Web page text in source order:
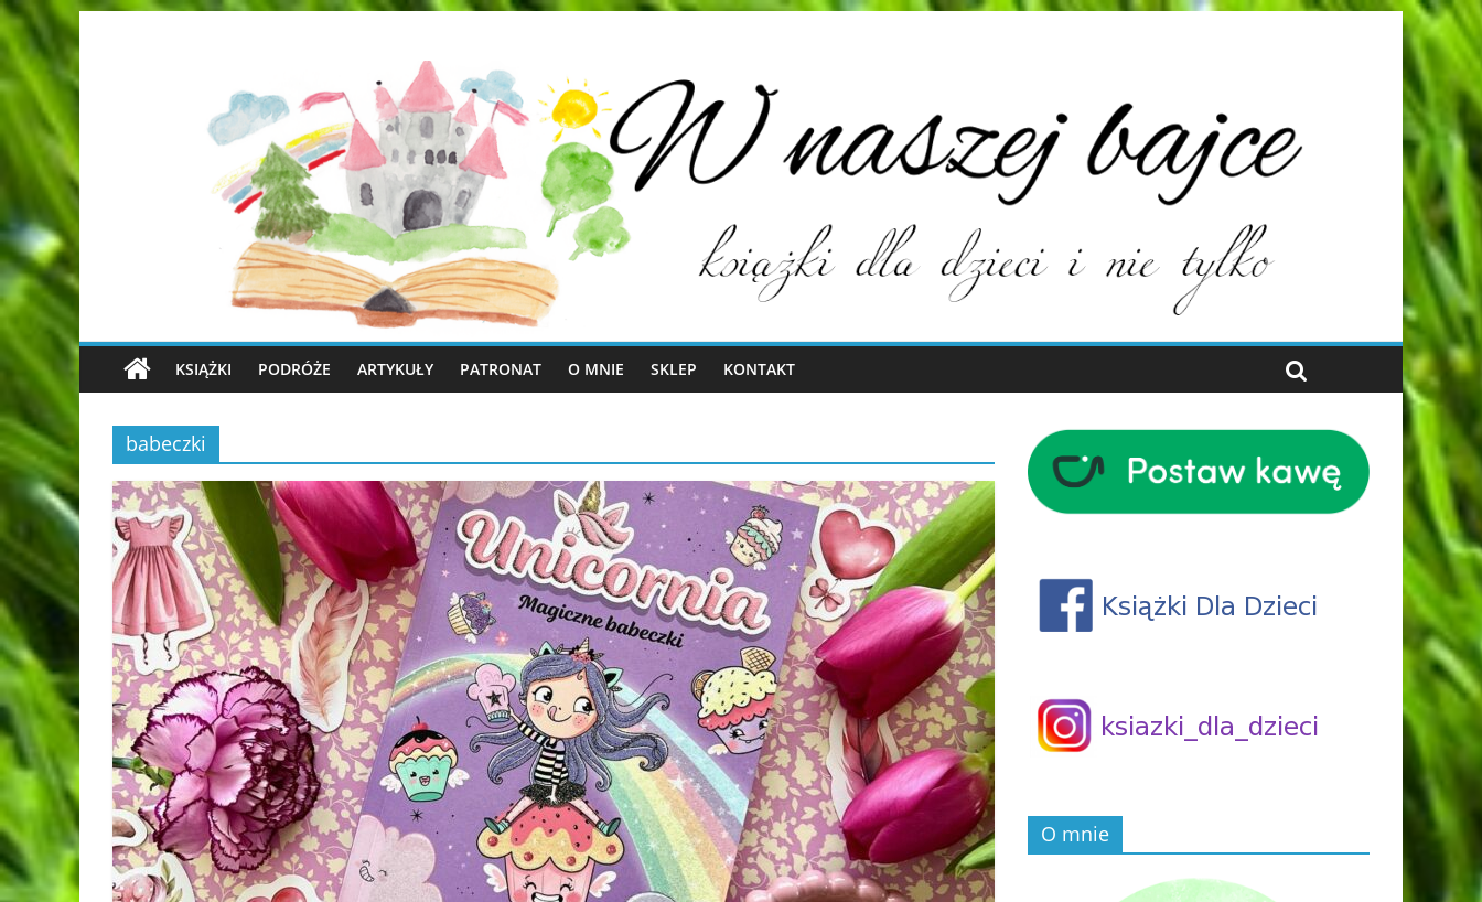
KSIĄŻKI PODRÓŻE ARTYKUŁY PATRONAT O MNIE SKLEP KONTAKT
babeczki
O mnie